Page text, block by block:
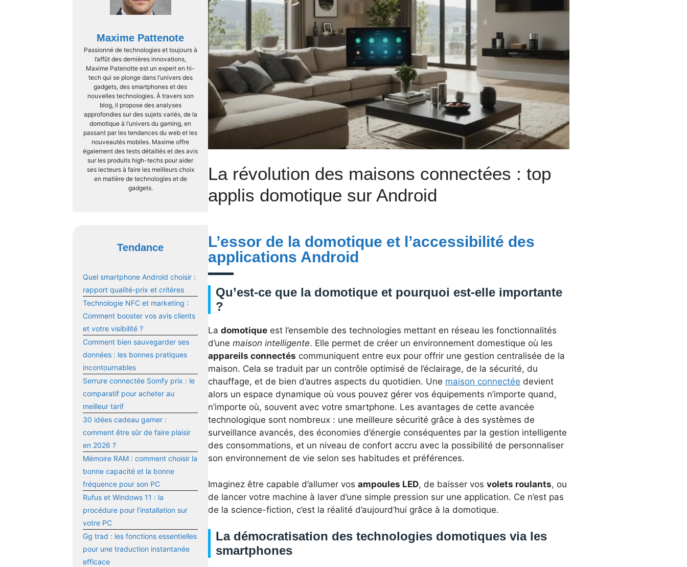
Maxime Pattenote
Passionné de technologies et toujours à
l’affût des dernières innovations,
Maxime Patenotte est un expert en hi-
tech qui se plonge dans l’univers des
gadgets, des smartphones et des
nouvelles technologies. À travers son
blog, il propose des analyses
approfondies sur des sujets variés, de la
domotique à l’univers du gaming, en
passant par les tendances du web et les
nouveautés mobiles. Maxime offre
également des tests détaillés et des avis
sur les produits high-techs pour aider
ses lecteurs à faire les meilleurs choix
en matière de technologies et de
gadgets.
Tendance
Quel smartphone Android choisir :
rapport qualité-prix et critères
Technologie NFC et marketing :
Comment booster vos avis clients
et votre visibilité ?
Comment bien sauvegarder ses
données : les bonnes pratiques
incontournables
Serrure connectée Somfy prix : le
comparatif pour acheter au
meilleur tarif
30 idées cadeau gamer :
comment être sûr de faire plaisir
en 2026 ?
Mémoire RAM : comment choisir la
bonne capacité et la bonne
fréquence pour son PC
Rufus et Windows 11 : la
procédure pour l’installation sur
votre PC
Gg trad : les fonctions essentielles
pour une traduction instantanée
efficace
La révolution des maisons connectées : top
applis domotique sur Android
L’essor de la domotique et l’accessibilité des
applications Android
Qu’est-ce que la domotique et pourquoi est-elle importante
?
La domotique est l’ensemble des technologies mettant en réseau les fonctionnalités
d’une maison intelligente. Elle permet de créer un environnement domestique où les
appareils connectés communiquent entre eux pour offrir une gestion centralisée de la
maison. Cela se traduit par un contrôle optimisé de l’éclairage, de la sécurité, du
chauffage, et de bien d’autres aspects du quotidien. Une maison connectée devient
alors un espace dynamique où vous pouvez gérer vos équipements n’importe quand,
n’importe où, souvent avec votre smartphone. Les avantages de cette avancée
technologique sont nombreux : une meilleure sécurité grâce à des systèmes de
surveillance avancés, des économies d’énergie conséquentes par la gestion intelligente
des consommations, et un niveau de confort accru avec la possibilité de personnaliser
son environnement de vie selon ses habitudes et préférences.
Imaginez être capable d’allumer vos ampoules LED, de baisser vos volets roulants, ou
de lancer votre machine à laver d’une simple pression sur une application. Ce n’est pas
de la science-fiction, c’est la réalité d’aujourd’hui grâce à la domotique.
La démocratisation des technologies domotiques via les
smartphones